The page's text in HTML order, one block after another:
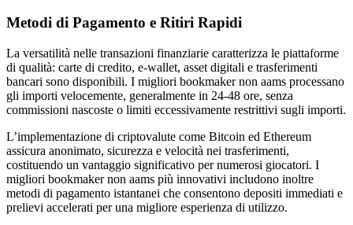
Metodi di Pagamento e Ritiri Rapidi
La versatilità nelle transazioni finanziarie caratterizza le piattaforme
di qualità: carte di credito, e-wallet, asset digitali e trasferimenti
bancari sono disponibili. I migliori bookmaker non aams processano
gli importi velocemente, generalmente in 24-48 ore, senza
commissioni nascoste o limiti eccessivamente restrittivi sugli importi.
L’implementazione di criptovalute come Bitcoin ed Ethereum
assicura anonimato, sicurezza e velocità nei trasferimenti,
costituendo un vantaggio significativo per numerosi giocatori. I
migliori bookmaker non aams più innovativi includono inoltre
metodi di pagamento istantanei che consentono depositi immediati e
prelievi accelerati per una migliore esperienza di utilizzo.